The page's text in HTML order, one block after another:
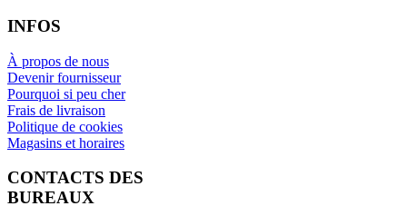
INFOS
À propos de nous
Devenir fournisseur
Pourquoi si peu cher
Frais de livraison
Politique de cookies
Magasins et horaires
CONTACTS DES
BUREAUX